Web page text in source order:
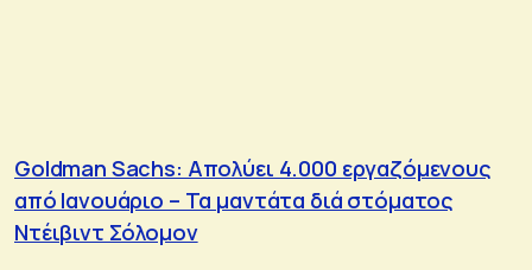
Goldman Sachs: Απολύει 4.000 εργαζόμενους
από Ιανουάριο – Τα μαντάτα διά στόματος
Ντέιβιντ Σόλομον